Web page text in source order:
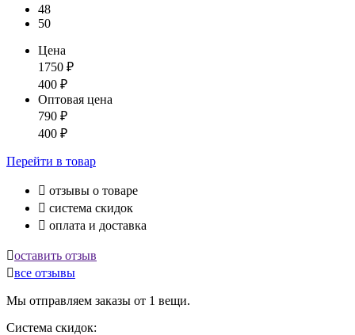
48
50
Цена
1750 ₽
400 ₽
Оптовая цена
790 ₽
400 ₽
Перейти в товар
 отзывы о товаре
 система скидок
 оплата и доставка
оставить отзыв
все отзывы
Мы отправляем заказы от 1 вещи.
Система скидок: